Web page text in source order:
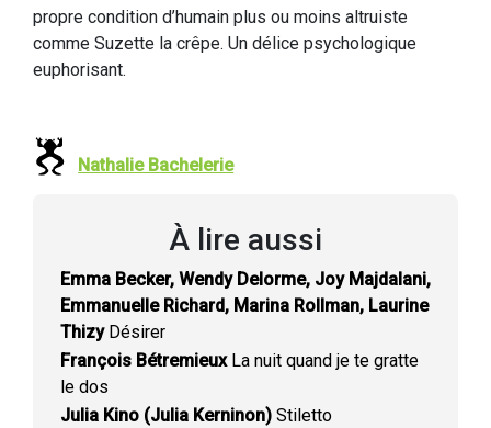
propre condition d’humain plus ou moins altruiste
comme Suzette la crêpe. Un délice psychologique
euphorisant.
Nathalie Bachelerie
À lire aussi
Emma Becker, Wendy Delorme, Joy Majdalani,
Emmanuelle Richard, Marina Rollman, Laurine
ThizyDésirer
François BétremieuxLa nuit quand je te gratte
le dos
Julia Kino (Julia Kerninon) Stiletto